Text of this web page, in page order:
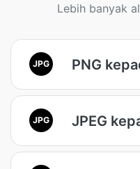
Lebih banyak
JPG PNG
JPG JPEG